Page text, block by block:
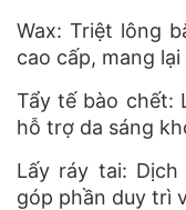
Wax: Triệt lông
cao cấp, mang
Tẩy tế bào chết:
hỗ trợ da sáng
Lấy ráy tai: Dịch
góp phần duy trì